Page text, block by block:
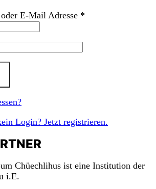
E-Mail Adresse *
Login? Jetzt registrieren.
Chüechlihus ist eine Institution der
i.E.